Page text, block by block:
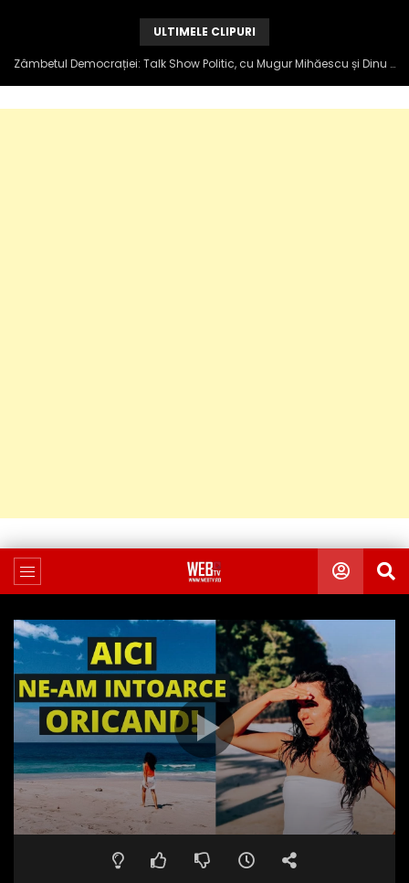
ULTIMELE CLIPURI
Zâmbetul Democrației: Talk Show Politic, cu Mugur Mihăescu și Dinu Popescu